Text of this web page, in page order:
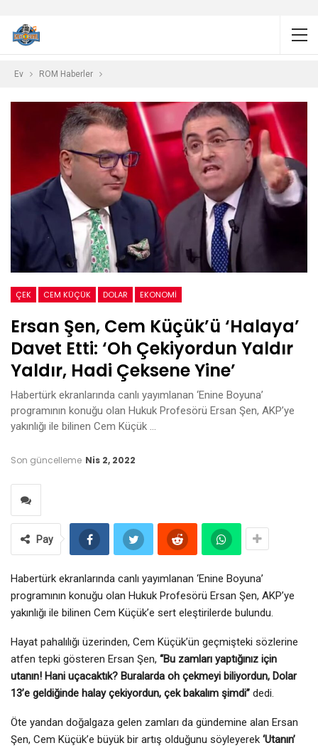
Ev ROM Haberler
ÇEK CEM KÜÇÜK DOLAR EKONOMI
Ersan Şen, Cem Küçük’ü ‘halaya’
Davet Etti: ‘Oh Çekiyordun Yaldır
Yaldır, Hadi Çeksene Yine’
Habertürk ekranlarında canlı yayımlanan ‘Enine Boyuna’
programının konuğu olan Hukuk Profesörü Ersan Şen, AKP’ye
yakınlığı ile bilinen Cem Küçük …
Son güncelleme Nis 2, 2022
Pay
Habertürk ekranlarında canlı yayımlanan ‘Enine Boyuna’
programının konuğu olan Hukuk Profesörü Ersan Şen, AKP’ye
yakınlığı ile bilinen Cem Küçük’e sert eleştirilerde bulundu.
Hayat pahalılığı üzerinden, Cem Küçük’ün geçmişteki sözlerine
atfen tepki gösteren Ersan Şen, “Bu zamları yaptığınız için
utanın! Hani uçacaktık? Buralarda oh çekmeyi biliyordun, Dolar
13’e geldiğinde halay çekiyordun, çek bakalım şimdi” dedi.
Öte yandan doğalgaza gelen zamları da gündemine alan Ersan
Şen, Cem Küçük’e büyük bir artış olduğunu söyleyerek ‘Utanın’